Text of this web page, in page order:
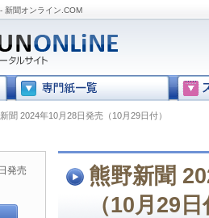
新聞オンライン.COM
聞 2024年10月28日発売（10月29日付）
熊野新聞
（10月29